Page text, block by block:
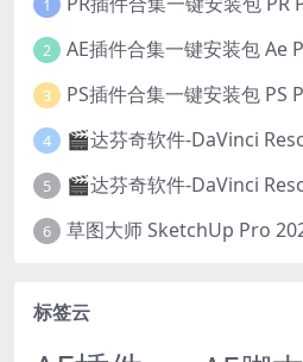
1
2
3
4
5
6
标签云